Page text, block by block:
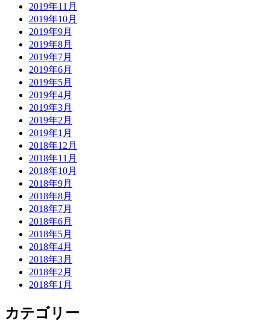
2019年11月
2019年10月
2019年9月
2019年8月
2019年7月
2019年6月
2019年5月
2019年4月
2019年3月
2019年2月
2019年1月
2018年12月
2018年11月
2018年10月
2018年9月
2018年8月
2018年7月
2018年6月
2018年5月
2018年4月
2018年3月
2018年2月
2018年1月
カテゴリー